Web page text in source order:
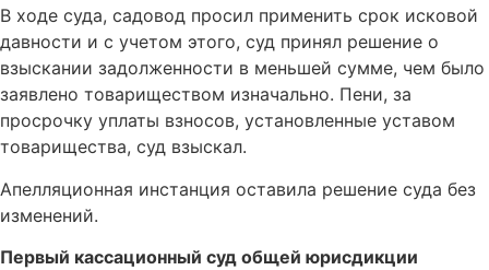
В ходе суда, садовод просил применить срок исковой
давности и с учетом этого, суд принял решение о
взыскании задолженности в меньшей сумме, чем было
заявлено товариществом изначально. Пени, за
просрочку уплаты взносов, установленные уставом
товарищества, суд взыскал.
Апелляционная инстанция оставила решение суда без
изменений.
Первый кассационный суд общей юрисдикции